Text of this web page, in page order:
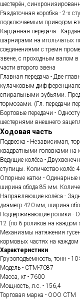
шестерён,
Раздаточная коробка - 2-х
подключаемым приводом
Карданная передача -
шарнирами на игольчатых
соединениями с тремя
звене, с проходным валом в
части второго звена
Главная передача - Две
кулачковым
спиральными зубьями.
тормозами. (Гл. передачи
Бортовые передачи -
шестернями внешнего
Ходовая часть
Подвеска - Независимая,
квадратными головками на
Ведущие колёса -
ступицы. Количество колёс
Опорные катки -
ширина обода 85 мм.
Направляющие колёса -
диаметр 420 мм, ширина
Поддерживающие ролики -
12 (по 6 роликов на каждом
Механизмы натяжения
кормовых частях на
Характеристики
Грузоподъемность, тонн -
Модель - СТМ-7087
Масса, кг - 7600
Мощность, л.с. - 156,4
Торговая марка - ООО СТМ